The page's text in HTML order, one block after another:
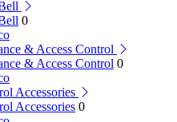
0
& Access Control
& Access Control 0
Accessories
Accessories 0